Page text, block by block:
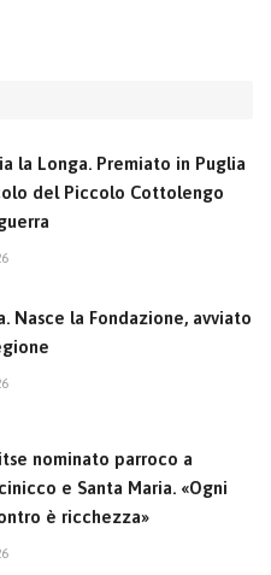
la Longa. Premiato in Puglia
del Piccolo Cottolengo
Nasce la Fondazione, avviato
nominato parroco a
e Santa Maria. «Ogni
è ricchezza»